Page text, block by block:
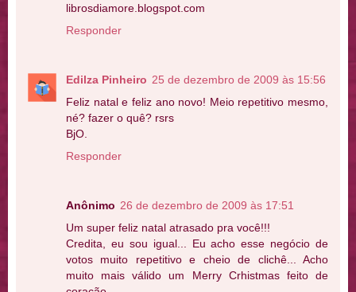
librosdiamore.blogspot.com
Responder
Edilza Pinheiro 25 de dezembro de 2009 às 15:56
Feliz natal e feliz ano novo! Meio repetitivo mesmo,
né? fazer o quê? rsrs
BjO.
Responder
Anônimo 26 de dezembro de 2009 às 17:51
Um super feliz natal atrasado pra você!!!
Credita, eu sou igual... Eu acho esse negócio de
votos muito repetitivo e cheio de clichê... Acho
muito mais válido um Merry Crhistmas feito de